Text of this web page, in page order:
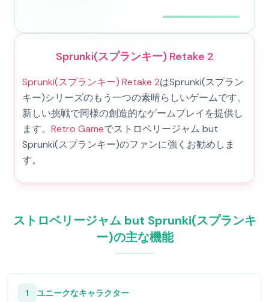
Sprunki(スプランキー) Retake 2
Sprunki(スプランキー) Retake 2はSprunki(スプラン
キー)シリーズのもう一つの素晴らしいゲームです。
新しい挑戦で同様の創造的なゲームプレイを提供し
ます。 Retro Gameでストロベリージャム but
Sprunki(スプランキー)のファンに強くお勧めしま
す。
ストロベリージャム but Sprunki(スプランキ
ー)の主な機能
1 ユニークなキャラクター